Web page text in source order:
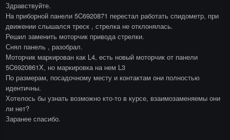
Здравствуйте.
На приборной панели 5C6920871 перестал работать спидометр, при
движении слышался треск , стрелка не отклонялась.
Решил заменить моторчик привода стрелки.
Снял панель , разобрал.
Моторчик маркирован как L4, есть новый моторчик от панели
5C6920861X, но маркировка на нем L3
По размерам, посадочному месту и контактам они полностью
идентичны.
Хотелось бы узнать возможно кто-то в курсе, взаимозаменяемы они
ли нет?
Заранее спасибо.